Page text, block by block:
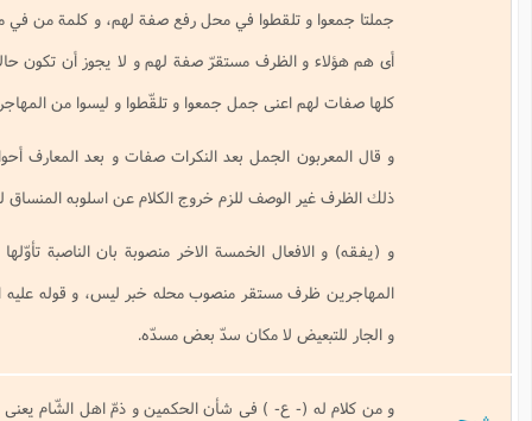
تلقطوا في محل رفع صفة لهم، و كلمة من في ممّن ينبغي، للتبيين و من موصولة
مستقرّ صفة لهم و لا يجوز أن تكون حالا لهم لانها محفوفة بالجمل التي
جمل جمعوا و تلقّطوا و ليسوا من المهاجرين إلخ.
الجمل بعد النكرات صفات و بعد المعارف أحوال فالجمل ههنا صفات فلو كان
للزم خروج الكلام عن اسلوبه المنساق له.
الخمسة الاخر منصوبة بان الناصبة تأوّلها إلى مصادرها فاعلا لينبغي و من
مستقر منصوب محله خبر ليس، و قوله عليه السّلام و لا من الذين عطف عليه
لا مكان سدّ بعض مسدّه.
ع- ) فى شأن الحكمين و ذمّ اهل الشّام يعنى از كلام امير المؤمنين عليه السّلام